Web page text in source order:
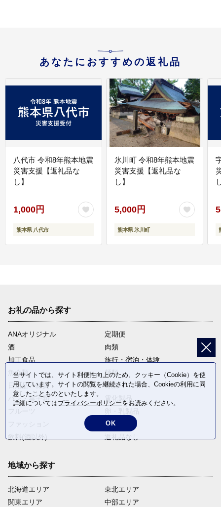
あなたにおすすめの返礼品
八代市 令和8年熊本地震
災害支援【返礼品な
し】
1,000円
熊本県 八代市
氷川町 令和8年熊本地震
災害支援【返礼品な
し】
5,000円
熊本県 氷川町
お礼の品から探す
ANAオリジナル
定期便
酒
肉類
加工食品
旅行・宿泊・体験
魚介類
麺類
日用品・雑貨
野菜
パン・菓子類
米・穀物
地域から探す
北海道エリア
関東エリア
東北エリア
中部エリア
当サイトでは、サイト利便性向上のため、クッキー（Cookie）を使
用しています。サイトの閲覧を継続された場合、Cookieの利用に同
意したことものといたします。
詳細についてはプライバシーポリシーをお読みください。
OK